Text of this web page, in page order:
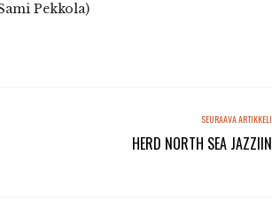
Pekkola)
SEURAAVA ARTIKKELI
HERD NORTH SEA JAZZIIN